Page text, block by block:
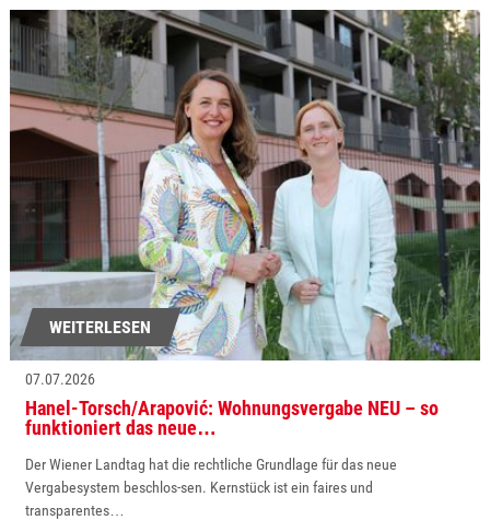
WEITERLESEN
07.07.2026
Hanel-Torsch/Arapović: Wohnungsvergabe NEU – so
funktioniert das neue…
Der Wiener Landtag hat die rechtliche Grundlage für das neue
Vergabesystem beschlos-sen. Kernstück ist ein faires und
transparentes…